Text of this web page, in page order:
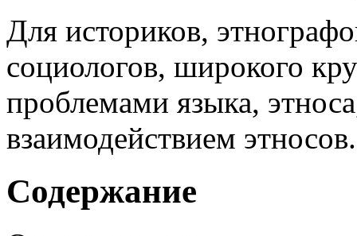
Для историков,
социологов, широкого
проблемами языка,
взаимодействием этносов.
Содержание